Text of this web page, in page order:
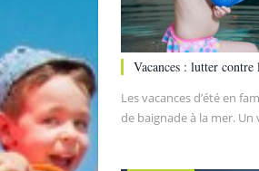
Vacances : lutter contre
Les vacances d’été en
de baignade à la mer. Un